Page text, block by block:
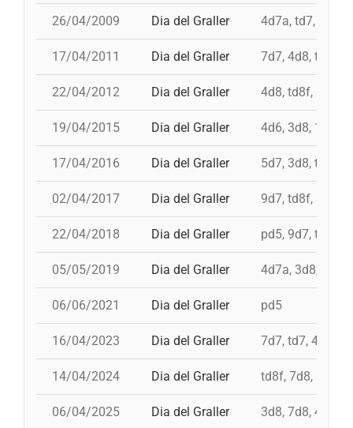
26/04/2009 Dia del Graller 4d7a, td7, 4d8,
17/04/2011 Dia del Graller 7d7, 4d8, td8f,
22/04/2012 Dia del Graller 4d8, td8f, 3d8,
19/04/2015 Dia del Graller 4d6, 3d8, 10d7,
17/04/2016 Dia del Graller 5d7, 3d8, td8f,
02/04/2017 Dia del Graller 9d7, td8f, 3d9f,
22/04/2018 Dia del Graller pd5, 9d7, td8f,
05/05/2019 Dia del Graller 4d7a, 3d8, td7,
06/06/2021 Dia del Graller pd5
16/04/2023 Dia del Graller 7d7, td7, 4d8,
14/04/2024 Dia del Graller td8f, 7d8, 3d9f,
06/04/2025 Dia del Graller 3d8, 7d8, 4d8,